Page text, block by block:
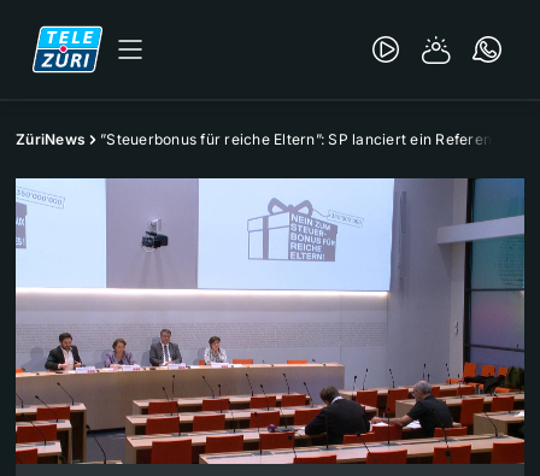
ZüriNews ”Steuerbonus für reiche Eltern”: SP lanciert ein Referendum